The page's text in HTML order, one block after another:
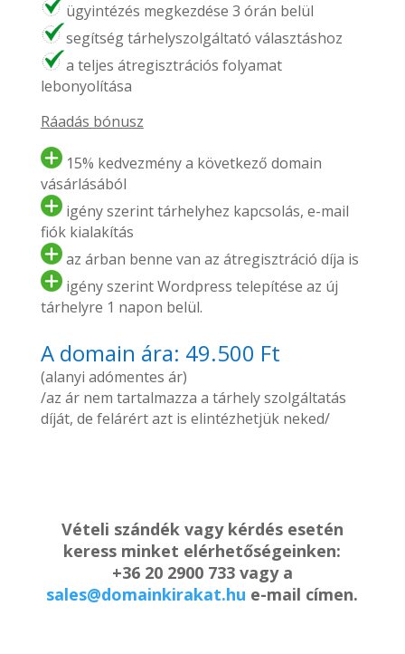
ügyintézés megkezdése 3 órán belül
segítség tárhelyszolgáltató választáshoz
a teljes átregisztrációs folyamat
lebonyolítása
Ráadás bónusz
15% kedvezmény a következő domain
vásárlásából
igény szerint tárhelyhez kapcsolás, e-mail
fiók kialakítás
az árban benne van az átregisztráció díja is
igény szerint Wordpress telepítése az új
tárhelyre 1 napon belül.
A domain ára: 49.500 Ft
(alanyi adómentes ár)
/az ár nem tartalmazza a tárhely szolgáltatás
díját, de felárért azt is elintézhetjük neked/
Vételi szándék vagy kérdés esetén
keress minket elérhetőségeinken:
+36 20 2900 733 vagy a
sales@domainkirakat.hu e-mail címen.